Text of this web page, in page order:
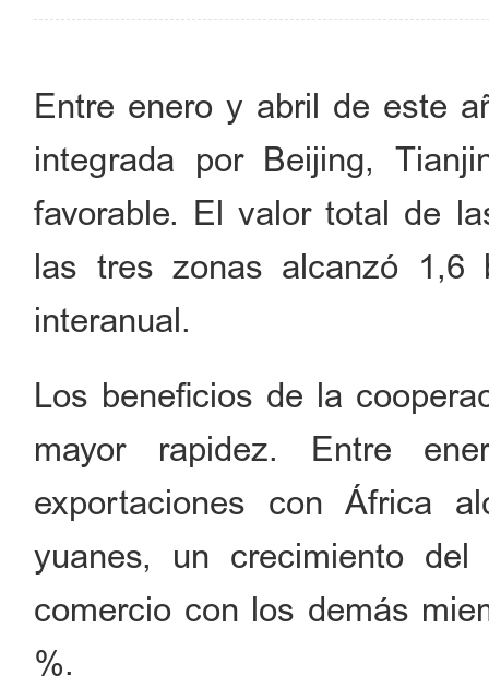
Entre enero y abril de este
integrada por Beijing,
favorable. El valor total de
las tres zonas alcanzó
interanual.
Los beneficios de la
mayor rapidez. Entre
exportaciones con África
yuanes, un crecimiento
comercio con los demás
%.